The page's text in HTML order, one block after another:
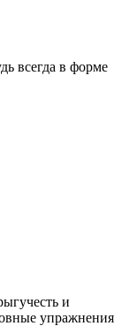
всегда в форме
и
упражнения